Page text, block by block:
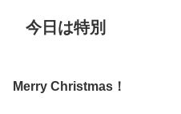
今日は特別
Merry Christmas！